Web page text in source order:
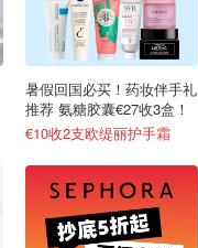
暑假回国必买！药妆伴手礼
推荐 氨糖胶囊€27收3盒！
€10收2支欧缇丽护手霜